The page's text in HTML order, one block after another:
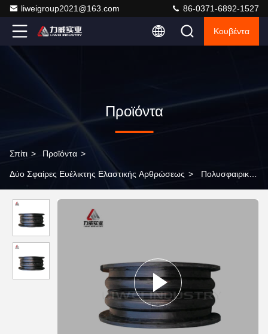
liweigroup2021@163.com 86-0371-6892-1527
Κουβέντα
Προϊόντα
Σπίτι > Προϊόντα >
Δύο Σφαίρες Ευέλικτης Ελαστικής Αρθρώσεως > Πολυσφαιρική
τύπου 4" 5" 6"